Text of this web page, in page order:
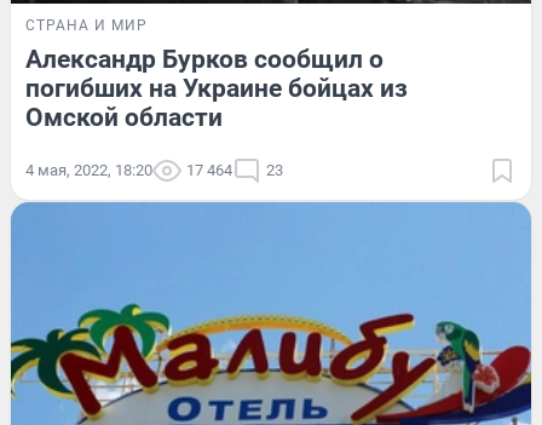
СТРАНА И МИР
Александр Бурков сообщил о
погибших на Украине бойцах из
Омской области
4 мая, 2022, 18:20 17 464 23